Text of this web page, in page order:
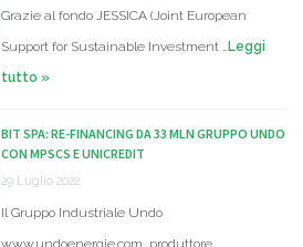
Grazie al fondo JESSICA (Joint European
Support for Sustainable Investment …Leggi
tutto »
BIT SPA: RE-FINANCING DA 33 MLN GRUPPO UNDO
CON MPSCS E UNICREDIT
29 Luglio 2022
Il Gruppo Industriale Undo